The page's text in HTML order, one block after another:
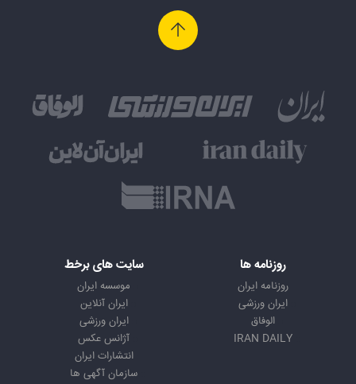
روزنامه ها
روزنامه ایران
ایران ورزشی
الوفاق
IRAN DAILY
سایت های برخط
موسسه ایران
ایران آنلاین
ایران ورزشی
آژانس عکس
انتشارات ایران
سازمان آگهی ها